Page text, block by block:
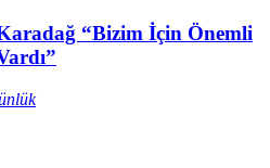
“Bizim İçin Önemli